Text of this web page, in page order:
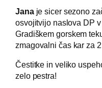
Jana je sicer sezono
osvojitvijo naslova DP
Gradiškem gorskem
zmagovalni čas kar za
Čestitke in veliko
zelo pestra!